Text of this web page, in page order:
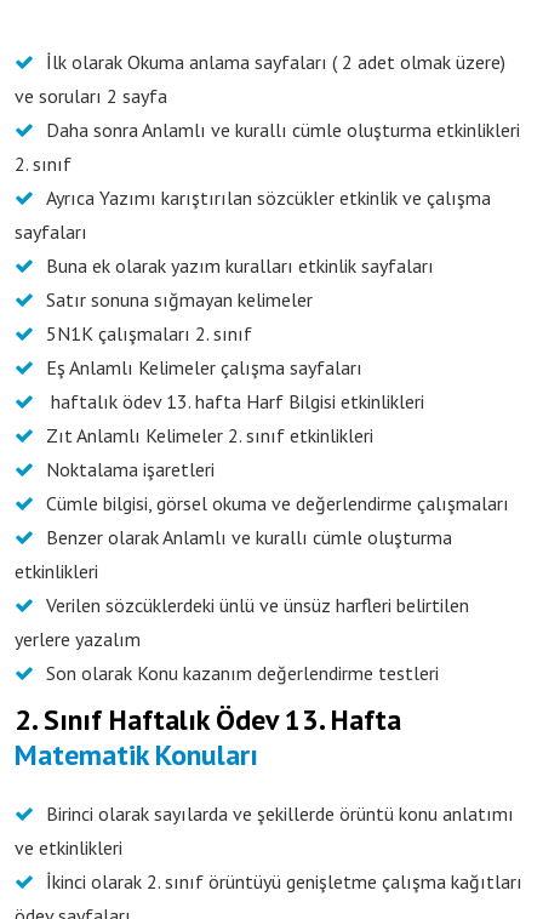
İlk olarak Okuma anlama sayfaları ( 2 adet olmak üzere)
ve soruları 2 sayfa
Daha sonra Anlamlı ve kurallı cümle oluşturma etkinlikleri
2. sınıf
Ayrıca Yazımı karıştırılan sözcükler etkinlik ve çalışma
sayfaları
Buna ek olarak yazım kuralları etkinlik sayfaları
Satır sonuna sığmayan kelimeler
5N1K çalışmaları 2. sınıf
Eş Anlamlı Kelimeler çalışma sayfaları
haftalık ödev 13. hafta Harf Bilgisi etkinlikleri
Zıt Anlamlı Kelimeler 2. sınıf etkinlikleri
Noktalama işaretleri
Cümle bilgisi, görsel okuma ve değerlendirme çalışmaları
Benzer olarak Anlamlı ve kurallı cümle oluşturma
etkinlikleri
Verilen sözcüklerdeki ünlü ve ünsüz harfleri belirtilen
yerlere yazalım
Son olarak Konu kazanım değerlendirme testleri
2. Sınıf Haftalık Ödev 13. Hafta
Matematik Konuları
Birinci olarak sayılarda ve şekillerde örüntü konu anlatımı
ve etkinlikleri
İkinci olarak 2. sınıf örüntüyü genişletme çalışma kağıtları